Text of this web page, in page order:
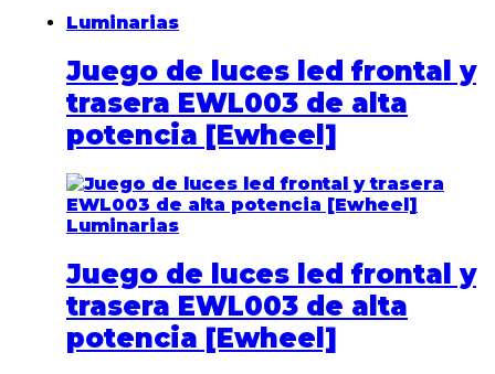
Luminarias
Juego de luces led frontal y
trasera EWL003 de alta
potencia [Ewheel]
Luminarias
Juego de luces led frontal y
trasera EWL003 de alta
potencia [Ewheel]